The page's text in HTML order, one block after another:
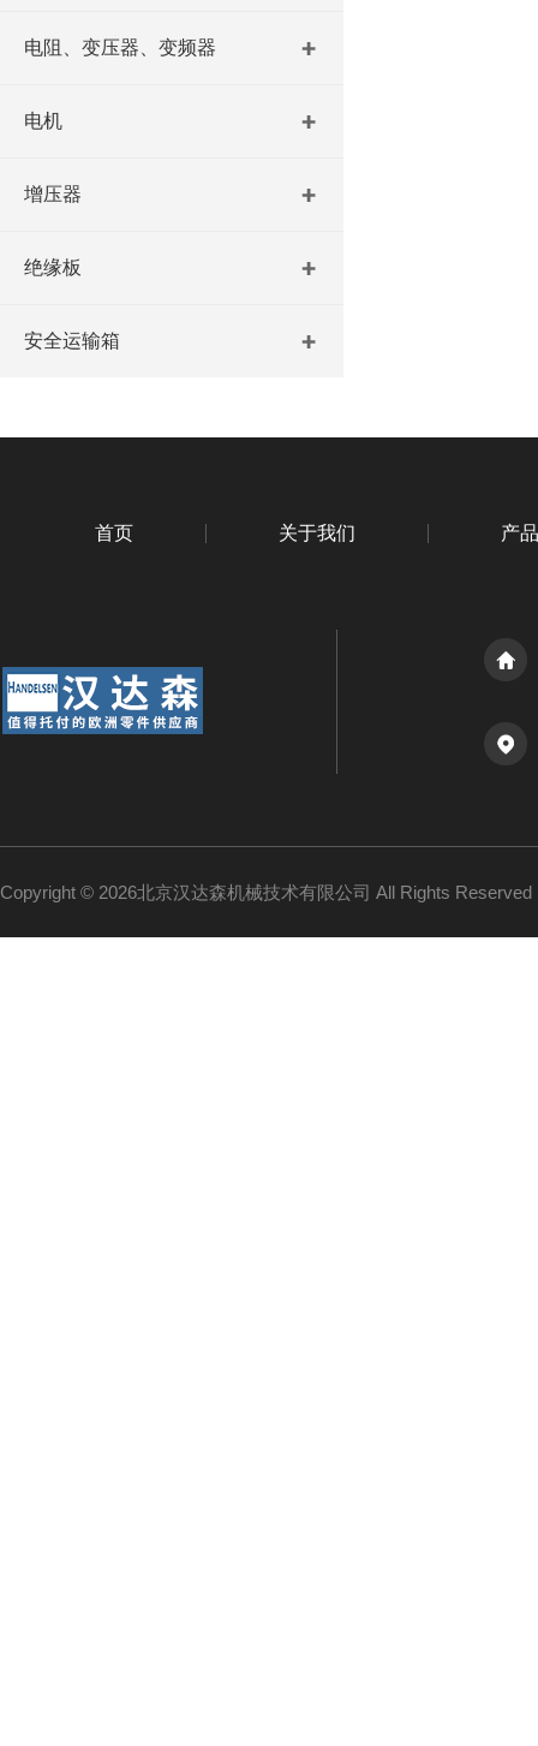
电阻、变压器、变频器
电机
增压器
绝缘板
安全运输箱
首页 关于我们 产
Copyright © 2026北京汉达森机械技术有限公司 All Rights